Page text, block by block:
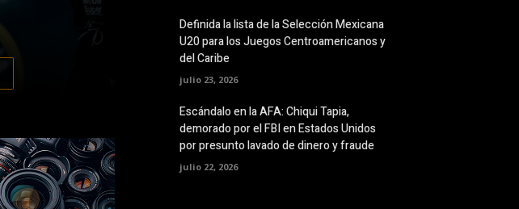
Definida la lista de la Selección Mexicana
U20 para los Juegos Centroamericanos y
del Caribe
julio 23, 2026
Escándalo en la AFA: Chiqui Tapia,
demorado por el FBI en Estados Unidos
por presunto lavado de dinero y fraude
julio 22, 2026